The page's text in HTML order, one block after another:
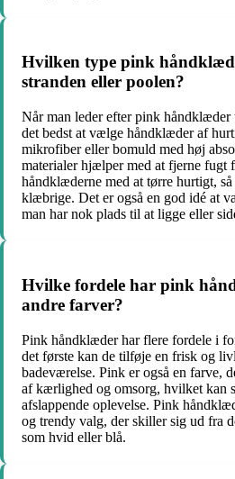
Hvilken type pink
stranden eller poolen?
Når man leder efter pink håndklæder
det bedst at vælge håndklæder af
mikrofiber eller bomuld med høj
materialer hjælper med at fjerne fugt
håndklæderne med at tørre hurtigt,
klæbrige. Det er også en god idé at
man har nok plads til at ligge eller
Hvilke fordele har pink
andre farver?
Pink håndklæder har flere fordele i
det første kan de tilføje en frisk og
badeværelse. Pink er også en farve,
af kærlighed og omsorg, hvilket kan
afslappende oplevelse. Pink
og trendy valg, der skiller sig ud fra
som hvid eller blå.